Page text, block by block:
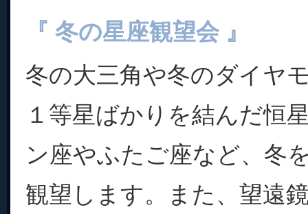
『 冬の星座観望会 』
冬の大三角や冬のダイヤ
１等星ばかりを結んだ恒
ン座やふたご座など、冬
観望します。また、望遠